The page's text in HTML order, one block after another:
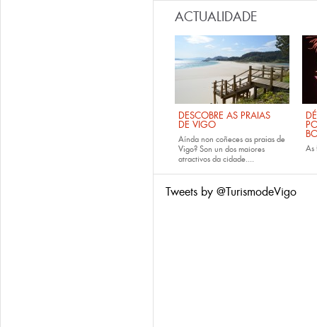
ACTUALIDADE
DESCOBRE AS PRAIAS
DE VIGO
Aínda non coñeces as praias de
Vigo? Son un dos maiores
atractivos da cidade....
As
Tweets by @TurismodeVigo